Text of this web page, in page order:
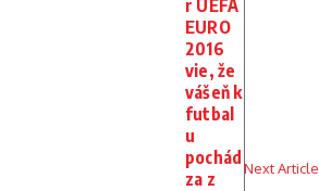
r UEFA
EURO
2016
vie, že
vášeň k
futbal
u
pochád
za z
Next Article